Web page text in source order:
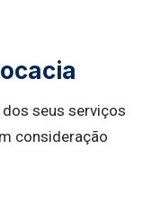
seus serviços
consideração